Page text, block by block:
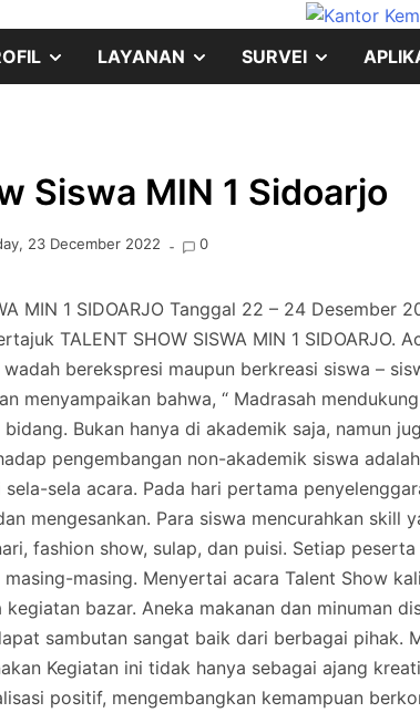
SHOWLAYANAN SHOWSURVEI SHOW
Siswa MIN 1 Sidoarjo
23 December 2022 0